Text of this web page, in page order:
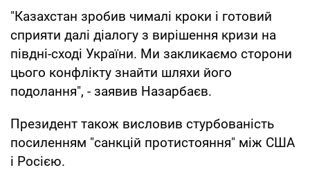
"Казахстан зробив чималі кроки і готовий
сприяти далі діалогу з вирішення кризи на
півдні-сході України. Ми закликаємо сторони
цього конфлікту знайти шляхи його
подолання", - заявив Назарбаєв.
Президент також висловив стурбованість
посиленням "санкцій протистояння" між США
і Росією.